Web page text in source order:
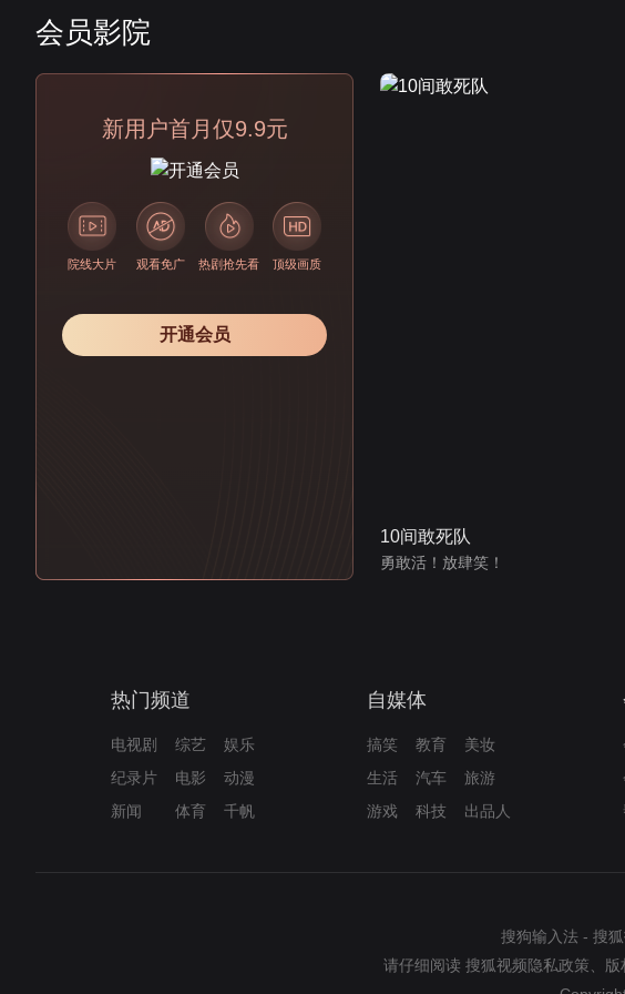
会员影院
新用户首月仅9.9元
院线大片 观看免广 热剧抢先看 顶级画质
开通会员
会员
10间敢死队
勇敢活！放肆笑！
热门频道
电视剧 综艺
娱乐
纪录片
电影
动漫
新闻
体育 千帆
自媒体
搞笑 教育
美妆
生活
汽车
旅游
游戏
科技 出品人
搜狗输入法 - 搜
请仔细阅读 搜狐视频隐私政策 版